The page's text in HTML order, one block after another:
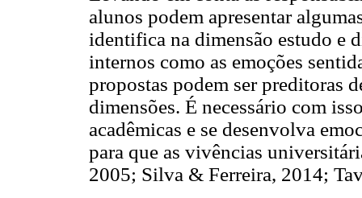
alunos podem apresentar
identifica na dimensão estudo e
internos como as emoções
propostas podem ser preditoras
dimensões. É necessário com
acadêmicas e se desenvolva
para que as vivências
2005; Silva & Ferreira, 2014;